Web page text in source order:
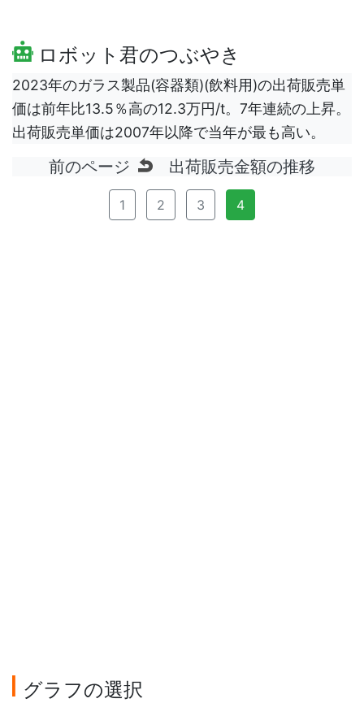
ロボット君のつぶやき
2023年のガラス製品(容器類)(飲料用)の出荷販売単
価は前年比13.5％高の12.3万円/t。7年連続の上昇。
出荷販売単価は2007年以降で当年が最も高い。
前のページ 出荷販売金額の推移
1 2 3 4
グラフの選択